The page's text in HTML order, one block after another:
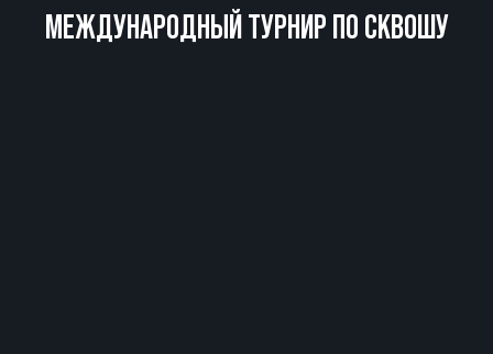
МЕЖДУНАРОДНЫЙ ТУРНИР ПО СКВОШУ